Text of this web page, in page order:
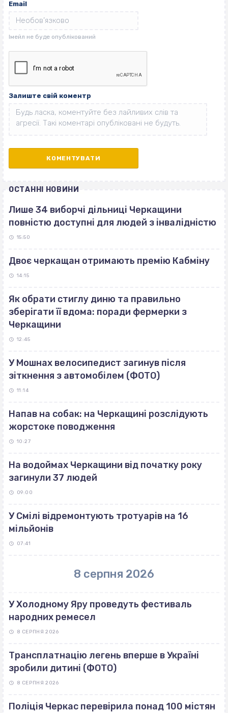
Email
Залиште свій коментр
ОСТАННІ НОВИНИ
Лише 34 виборчі дільниці Черкащини
повністю доступні для людей з інвалідністю
15:50
Двоє черкащан отримають премію Кабміну
14:15
Як обрати стиглу диню та правильно
зберігати її вдома: поради фермерки з
Черкащини
12:45
У Мошнах велосипедист загинув після
зіткнення з автомобілем (ФОТО)
11:14
Напав на собак: на Черкащині розслідують
жорстоке поводження
10:27
На водоймах Черкащини від початку року
загинули 37 людей
09:00
У Смілі відремонтують тротуарів на 16
мільйонів
07:41
8 серпня 2026
У Холодному Яру проведуть фестиваль
народних ремесел
8 СЕРПНЯ 2026
Трансплатнацію легень вперше в Україні
зробили дитині (ФОТО)
8 СЕРПНЯ 2026
Поліція Черкас перевірила понад 100 містян